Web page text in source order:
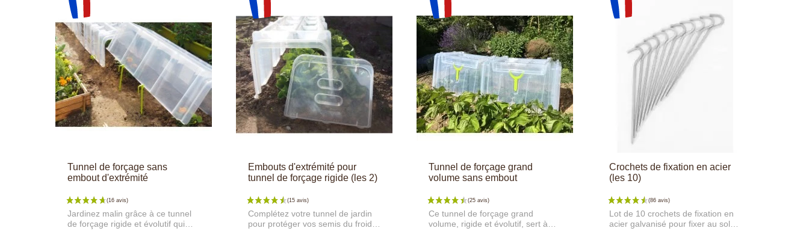
Tunnel de forçage sans
embout d'extrémité
Jardinez malin grâce à ce tunnel
de forçage rigide et évolutif qui
Embouts d'extrémité pour
tunnel de forçage rigide (les 2)
Complétez votre tunnel de jardin
pour protéger vos semis du froid,
Tunnel de forçage grand
volume sans embout
Ce tunnel de forçage grand
volume, rigide et évolutif, sert à
Crochets de fixation en acier
(les 10)
Lot de 10 crochets de fixation en
acier galvanisé pour fixer au sol